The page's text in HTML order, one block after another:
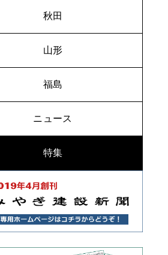
秋田
山形
福島
ニュース
特集